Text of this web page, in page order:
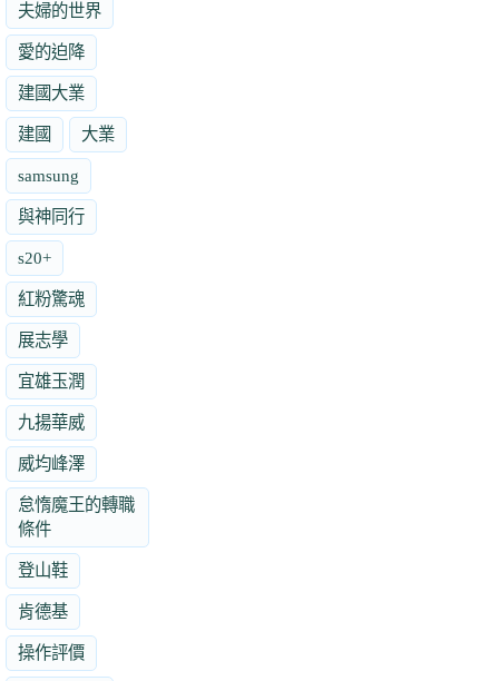
夫婦的世界
愛的迫降
建國大業
建國 大業
samsung
與神同行
s20+
紅粉驚魂
展志學
宜雄玉潤
九揚華威
威均峰澤
怠惰魔王的轉職
條件
登山鞋
肯德基
操作評價